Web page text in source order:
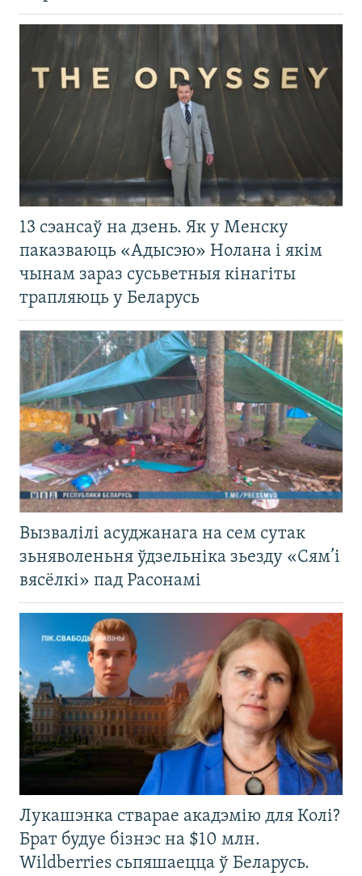
13 сэансаў на дзень. Як у Менску
паказваюць «Адысэю» Нолана і якім
чынам зараз сусьветныя кінагіты
трапляюць у Беларусь
Вызвалілі асуджанага на сем сутак
зьняволеньня ўдзельніка зьезду «Сям’і
вясёлкі» пад Расонамі
Лукашэнка стварае акадэмію для Колі?
Брат будуе бізнэс на $10 млн.
Wildberries сьпяшаецца ў Беларусь.